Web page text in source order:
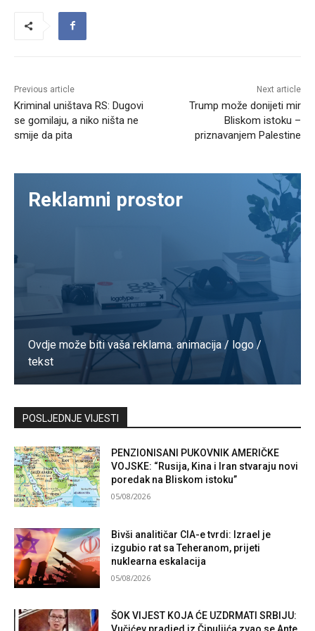
Previous article
Kriminal uništava RS: Dugovi
se gomilaju, a niko ništa ne
smije da pita
Next article
Trump može donijeti mir
Bliskom istoku –
priznavanjem Palestine
Reklamni prostor
Ovdje može biti vaša reklama. animacija / logo /
tekst
Kontaktirajte nas
POSLJEDNJE VIJESTI
PENZIONISANI PUKOVNIK AMERIČKE
VOJSKE: “Rusija, Kina i Iran stvaraju novi
poredak na Bliskom istoku”
05/08/2026
Bivši analitičar CIA-e tvrdi: Izrael je
izgubio rat sa Teheranom, prijeti
nuklearna eskalacija
05/08/2026
ŠOK VIJEST KOJA ĆE UZDRMATI SRBIJU: